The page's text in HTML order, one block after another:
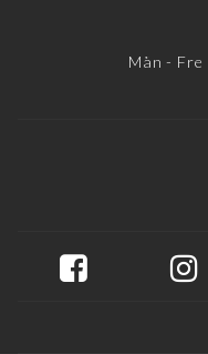
Mån - Fre